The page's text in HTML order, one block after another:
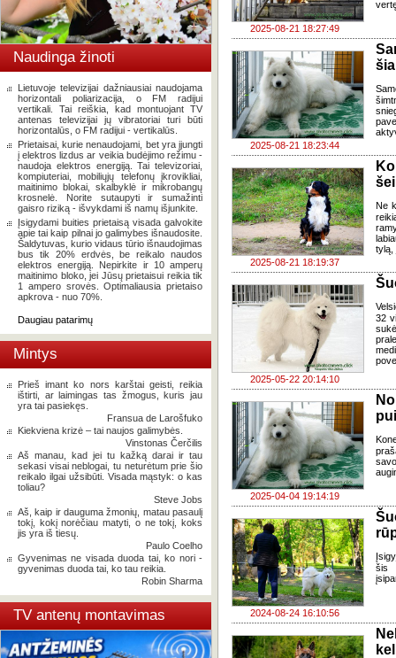
Naudinga žinoti
Lietuvoje televizijai dažniausiai naudojama
horizontali poliarizacija, o FM radijui
vertikali. Tai reiškia, kad montuojant TV
antenas televizijai jų vibratoriai turi būti
horizontalūs, o FM radijui - vertikalūs.
Prietaisai, kurie nenaudojami, bet yra įjungti
į elektros lizdus ar veikia budėjimo režimu -
naudoja elektros energiją. Tai televizoriai,
kompiuteriai, mobiliųjų telefonų įkrovikliai,
maitinimo blokai, skalbyklė ir mikrobangų
krosnelė. Norite sutaupyti ir sumažinti
gaisro riziką - išvykdami iš namų išjunkite.
Įsigydami buities prietaisą visada galvokite
apie tai kaip pilnai jo galimybes išnaudosite.
Šaldytuvas, kurio vidaus tūrio išnaudojimas
bus tik 20% erdvės, be reikalo naudos
elektros energiją. Nepirkite ir 10 amperų
maitinimo bloko, jei Jūsų prietaisui reikia tik
1 ampero srovės. Optimaliausia prietaiso
apkrova - nuo 70%.
Daugiau patarimų
Mintys
Prieš imant ko nors karštai geisti, reikia
ištirti, ar laimingas tas žmogus, kuris jau
yra tai pasiekęs.
Fransua de Larošfuko
Kiekviena krizė – tai naujos galimybės.
Vinstonas Čerčilis
Aš manau, kad jei tu kažką darai ir tau
sekasi visai neblogai, tu neturėtum prie šio
reikalo ilgai užsibūti. Visada mąstyk: o kas
toliau?
Steve Jobs
Aš, kaip ir dauguma žmonių, matau pasaulį
tokį, kokį norėčiau matyti, o ne tokį, koks
jis yra iš tiesų.
Paulo Coelho
Gyvenimas ne visada duoda tai, ko nori -
gyvenimas duoda tai, ko tau reikia.
Robin Sharma
TV antenų montavimas
2025-08-21 18:27:49
2025-08-21 18:23:44
2025-08-21 18:19:37
Ne
tylą,
2025-05-22 20:14:10
32
2025-04-04 19:14:19
2024-08-24 16:10:56
šis